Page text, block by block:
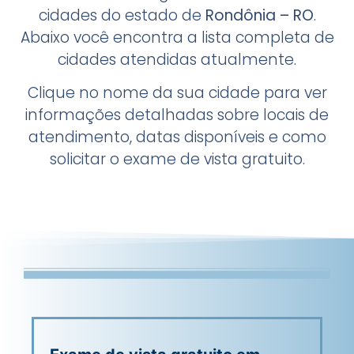
cidades do estado de Rondônia – RO.
Abaixo você encontra a lista completa de
cidades atendidas atualmente.
Clique no nome da sua cidade para ver
informações detalhadas sobre locais de
atendimento, datas disponíveis e como
solicitar o exame de vista gratuito.